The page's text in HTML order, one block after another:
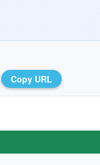
Copy URL